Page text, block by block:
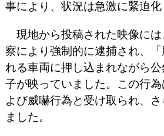
事により、状況は急激に緊迫化
現地から投稿された映像に
察により強制的に逮捕され、
れる車両に押し込まれながら
子が映っていました。この行
よび威嚇行為と受け取られ、
ました。